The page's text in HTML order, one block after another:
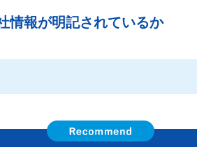
情報が明記されているか